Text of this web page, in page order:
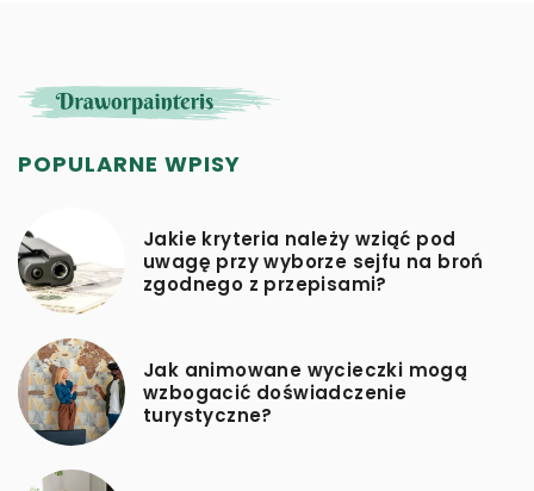
POPULARNE WPISY
Jakie kryteria należy wziąć pod
uwagę przy wyborze sejfu na broń
zgodnego z przepisami?
Jak animowane wycieczki mogą
wzbogacić doświadczenie
turystyczne?